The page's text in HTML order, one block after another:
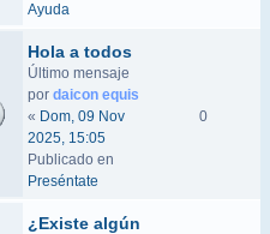
Ayuda
Hola a todos
Último mensaje
por daicon equis
« Dom, 09 Nov
2025, 15:05
Publicado en
Preséntate
0
¿Existe algún